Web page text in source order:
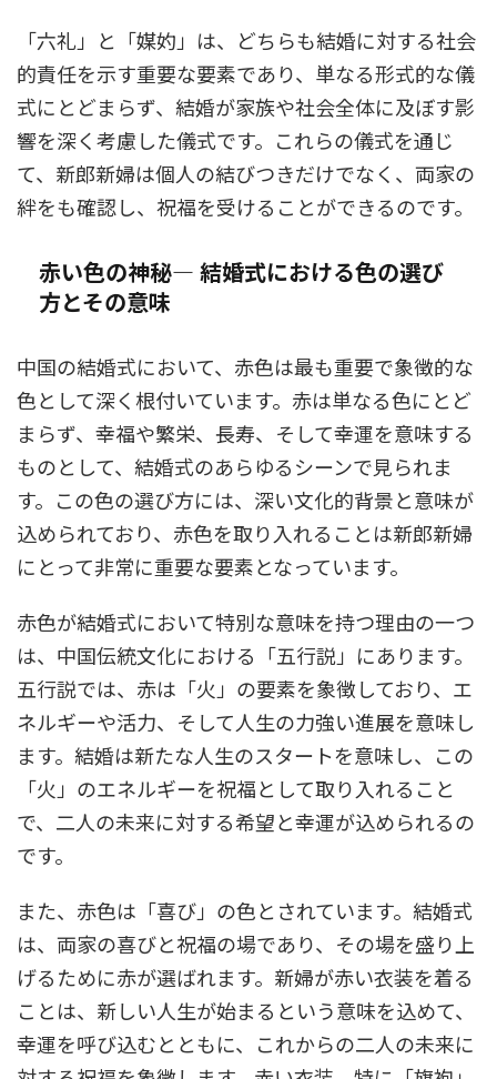
「六礼」と「媒妁」は、どちらも結婚に対する社会
的責任を示す重要な要素であり、単なる形式的な儀
式にとどまらず、結婚が家族や社会全体に及ぼす影
響を深く考慮した儀式です。これらの儀式を通じ
て、新郎新婦は個人の結びつきだけでなく、両家の
絆をも確認し、祝福を受けることができるのです。
赤い色の神秘— 結婚式における色の選び
方とその意味
中国の結婚式において、赤色は最も重要で象徴的な
色として深く根付いています。赤は単なる色にとど
まらず、幸福や繁栄、長寿、そして幸運を意味する
ものとして、結婚式のあらゆるシーンで見られま
す。この色の選び方には、深い文化的背景と意味が
込められており、赤色を取り入れることは新郎新婦
にとって非常に重要な要素となっています。
赤色が結婚式において特別な意味を持つ理由の一つ
は、中国伝統文化における「五行説」にあります。
五行説では、赤は「火」の要素を象徴しており、エ
ネルギーや活力、そして人生の力強い進展を意味し
ます。結婚は新たな人生のスタートを意味し、この
「火」のエネルギーを祝福として取り入れること
で、二人の未来に対する希望と幸運が込められるの
です。
また、赤色は「喜び」の色とされています。結婚式
は、両家の喜びと祝福の場であり、その場を盛り上
げるために赤が選ばれます。新婦が赤い衣装を着る
ことは、新しい人生が始まるという意味を込めて、
幸運を呼び込むとともに、これからの二人の未来に